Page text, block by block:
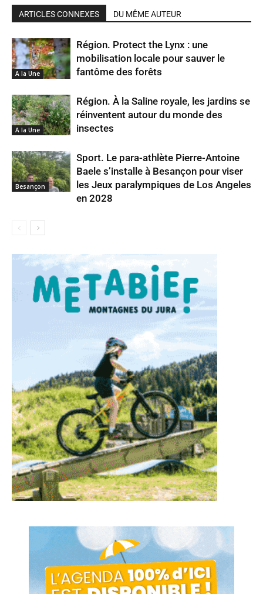
ARTICLES CONNEXES DU MÊME AUTEUR
A la Une
Région. Protect the Lynx : une
mobilisation locale pour sauver le
fantôme des forêts
A la Une
Région. À la Saline royale, les jardins se
réinventent autour du monde des
insectes
Besançon
Sport. Le para-athlète Pierre-Antoine
Baele s’installe à Besançon pour viser
les Jeux paralympiques de Los Angeles
en 2028